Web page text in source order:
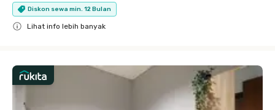
Diskon sewa min. 12 Bulan
Lihat info lebih banyak